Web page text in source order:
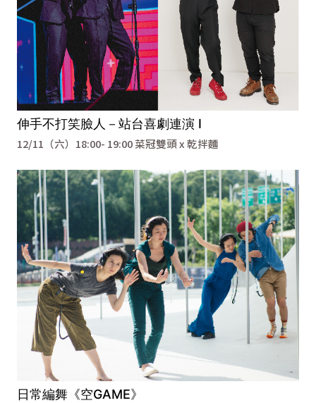
伸手不打笑臉人－站台喜劇連演 I
12/11（六）18:00- 19:00 菜冠雙頭 x 乾拌麵
日常編舞《空GAME》